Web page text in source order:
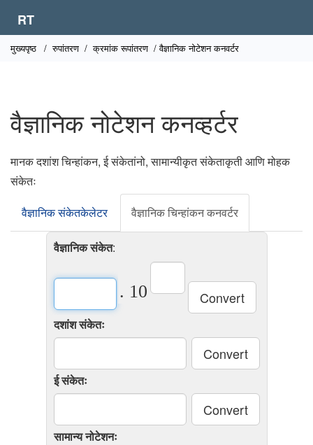
RT
मुख्यपृष्ठ / रुपांतरण / क्रमांक रूपांतरण / वैज्ञानिक नोटेशन कनवर्टर
वैज्ञानिक नोटेशन कनव्हर्टर
मानक दशांश चिन्हांकन, ई संकेतांनो, सामान्यीकृत संकेताकृती आणि मोहक
संकेतः
वैज्ञानिक संकेतकेलेटर
वैज्ञानिक चिन्हांकन कनवर्टर
वैज्ञानिक संकेत:
. 10
दशांश संकेतः
ई संकेतः
सामान्य नोटेशनः